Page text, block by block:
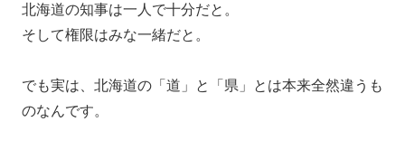
北海道の知事は一人で十分だと。
そして権限はみな一緒だと。
でも実は、北海道の「道」と「県」とは本来全然違うも
のなんです。